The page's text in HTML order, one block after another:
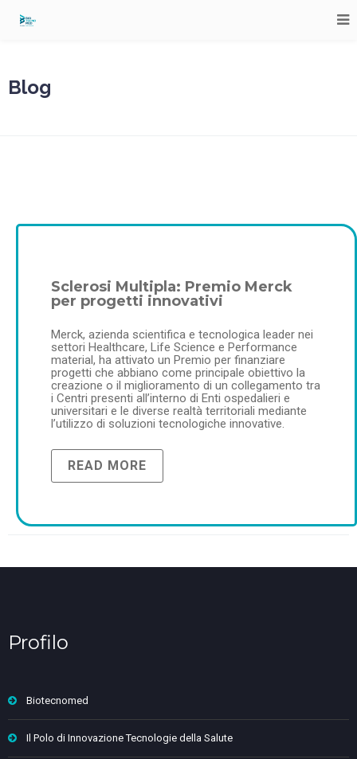
Blog
Sclerosi Multipla: Premio Merck
per progetti innovativi
Merck, azienda scientifica e tecnologica leader nei
settori Healthcare, Life Science e Performance
material, ha attivato un Premio per finanziare
progetti che abbiano come principale obiettivo la
creazione o il miglioramento di un collegamento tra
i Centri presenti all’interno di Enti ospedalieri e
universitari e le diverse realtà territoriali mediante
l’utilizzo di soluzioni tecnologiche innovative.
READ MORE
Profilo
Biotecnomed
Il Polo di Innovazione Tecnologie della Salute